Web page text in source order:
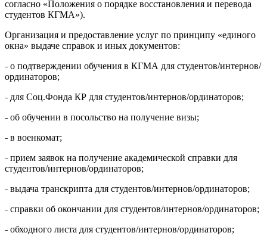
согласно «Положения о порядке восстановления и перевода
студентов КГМА»).
Организация и предоставление услуг по принципу «единого
окна» выдаче справок и иных документов:
˗ о подтверждении обучения в КГМА для студентов/интернов/
ординаторов;
˗ для Соц.Фонда КР для студентов/интернов/ординаторов;
˗ об обучении в посольство на получение визы;
˗ в военкомат;
˗ прием заявок на получение академической справки для
студентов/интернов/ординаторов;
˗ выдача транскрипта для студентов/интернов/ординаторов;
˗ справки об окончании для студентов/интернов/ординаторов;
˗ обходного листа для студентов/интернов/ординаторов;